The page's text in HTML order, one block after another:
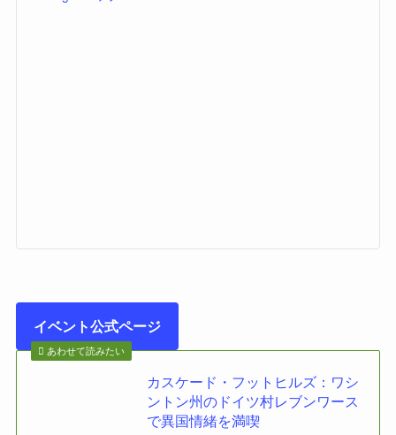
イベント公式ページ
あわせて読みたい
カスケード・フットヒルズ：ワシ
ントン州のドイツ村レブンワース
で異国情緒を満喫